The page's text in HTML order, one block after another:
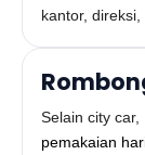
kantor, direksi,
Selain city car,
pemakaian